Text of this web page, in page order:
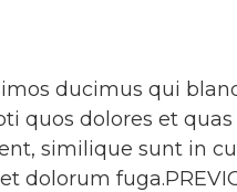
ducimus qui
quos dolores et quas
similique sunt in
dolorum